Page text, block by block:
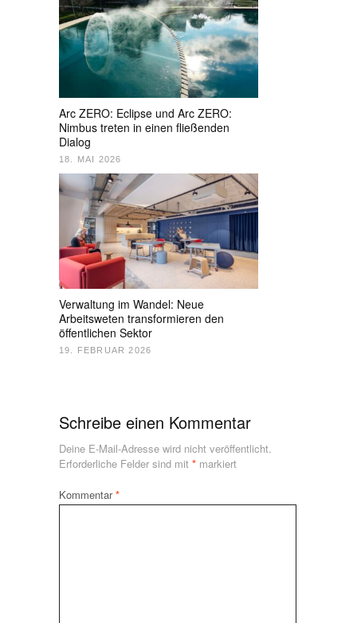
Arc ZERO: Eclipse und Arc ZERO:
Nimbus treten in einen fließenden
Dialog
18. MAI 2026
Verwaltung im Wandel: Neue
Arbeitsweten transformieren den
öffentlichen Sektor
19. FEBRUAR 2026
Schreibe einen Kommentar
Deine E-Mail-Adresse wird nicht veröffentlicht.
Erforderliche Felder sind mit * markiert
Kommentar*